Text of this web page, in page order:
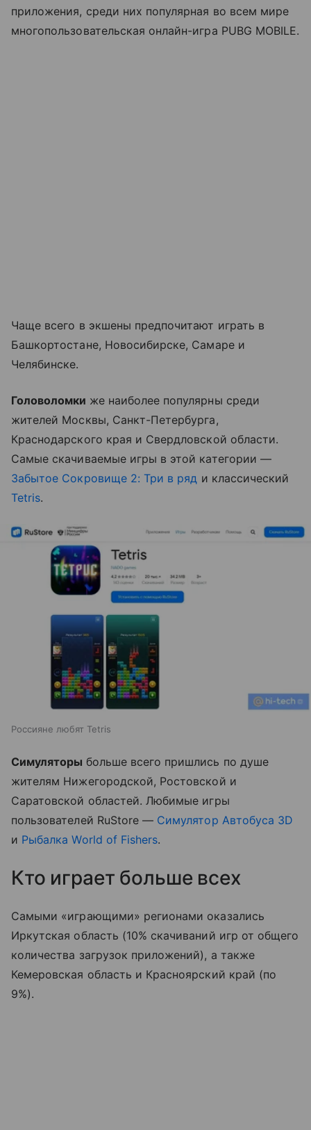
приложения, среди них популярная во всем мире
многопользовательская онлайн-игра PUBG MOBILE.
Чаще всего в экшены предпочитают играть в
Башкортостане, Новосибирске, Самаре и
Челябинске.
Головоломки же наиболее популярны среди
жителей Москвы, Санкт-Петербурга,
Краснодарского края и Свердловской области.
Самые скачиваемые игры в этой категории —
Забытое Сокровище 2: Три в ряд и классический
Tetris.
Россияне любят Tetris
Симуляторы больше всего пришлись по душе
жителям Нижегородской, Ростовской и
Саратовской областей. Любимые игры
пользователей RuStore — Симулятор Автобуса 3D
и Рыбалка World of Fishers.
Кто играет больше всех
Самыми «играющими» регионами оказались
Иркутская область (10% скачиваний игр от общего
количества загрузок приложений), а также
Кемеровская область и Красноярский край (по
9%).